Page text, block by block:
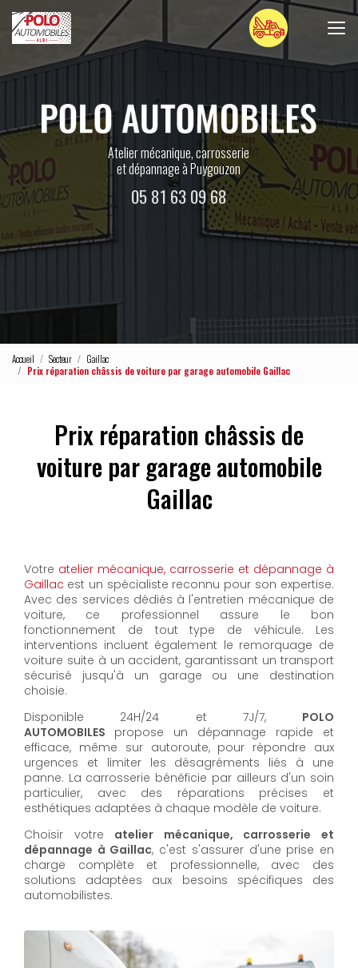
au
contenu
Atelier mécanique, carrosserie
et dépannage à Puygouzon
05 81 63 09 68
Accueil Secteur
Gaillac
Prix réparation châssis de voiture par garage automobile Gaillac
Prix réparation châssis de
voiture par garage automobile
Gaillac
Votre atelier mécanique, carrosserie et dépannage à
Gaillac est un spécialiste reconnu pour son expertise.
Avec des services dédiés à l'entretien mécanique de
voiture, ce professionnel assure le bon
fonctionnement de tout type de véhicule. Les
interventions incluent également le remorquage de
voiture suite à un accident, garantissant un transport
sécurisé jusqu'à un garage ou une destination
choisie.
Disponible 24H/24 et 7J/7, POLO
AUTOMOBILES propose un dépannage rapide et
efficace, même sur autoroute, pour répondre aux
urgences et limiter les désagréments liés à une
panne. La carrosserie bénéficie par ailleurs d'un soin
particulier, avec des réparations précises et
esthétiques adaptées à chaque modèle de voiture.
Choisir votre atelier mécanique, carrosserie et
dépannage à Gaillac, c'est s'assurer d'une prise en
charge complète et professionnelle, avec des
solutions adaptées aux besoins spécifiques des
automobilistes.